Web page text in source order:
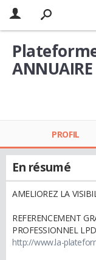
PROFIL
En résumé
AMELIOREZ LA
REFERENCEMENT
PROFESSIONNEL
http://www.la-